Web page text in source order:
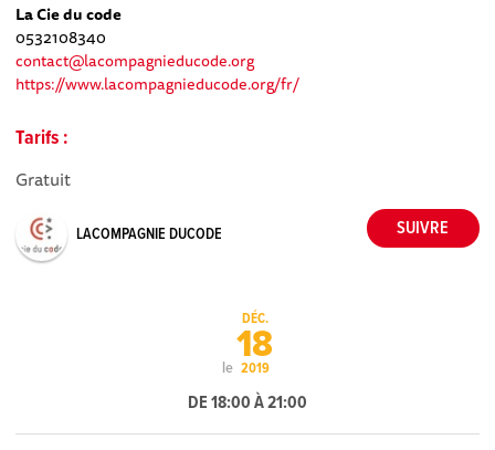
La Cie du code
0532108340
contact@lacompagnieducode.org
https://www.lacompagnieducode.org/fr/
Tarifs :
Gratuit
LACOMPAGNIE DUCODE
le
DÉC.
18
2019
DE 18:00 À 21:00